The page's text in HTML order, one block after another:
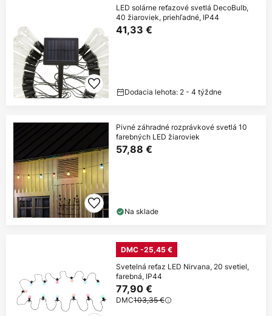
LED solárne reťazové svetlá DecoBulb,
40 žiaroviek, priehľadné, IP44
41,33 €
Dodacia lehota: 2 - 4 týždne
Pivné záhradné rozprávkové svetlá 10
farebných LED žiaroviek
57,88 €
Na sklade
DMC -25,45 €
Svetelná reťaz LED Nirvana, 20 svetiel,
farebná, IP44
77,90 €
DMC103,35 €